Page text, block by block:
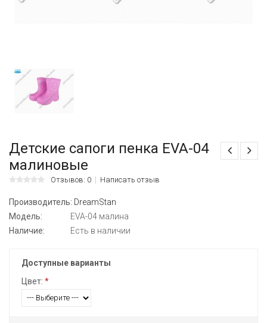
Детские сапоги пенка EVA-04
малиновые
Отзывов: 0 Написать отзыв
Производитель: DreamStan
Модель:
EVA-04 малина
Наличие:
Есть в наличии
Доступные варианты
Цвет: *